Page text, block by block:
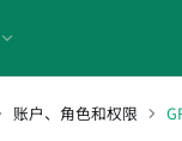
账户、角色和权限